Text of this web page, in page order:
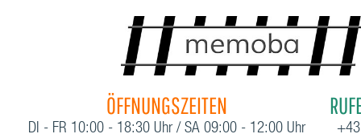
ÖFFNUNGSZEITEN
DI - FR 10:00 - 18:30 Uhr / SA 09:00 - 12:00 Uhr